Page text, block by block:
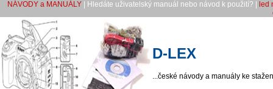
NÁVODY a MANUÁLY | Hledáte uživatelský manuál nebo návod k použití? |
led
D-LEX
...české návody a manuály ke